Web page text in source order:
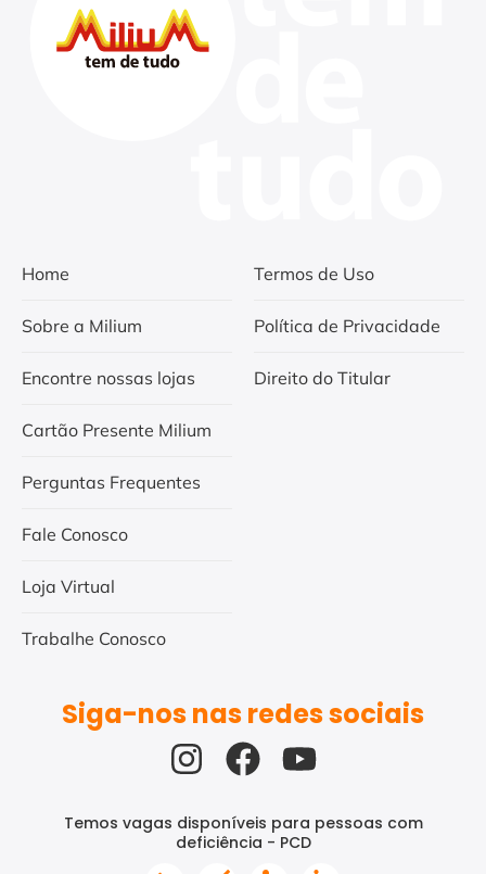
Home
Sobre a Milium
Encontre nossas lojas
Cartão Presente Milium
Perguntas Frequentes
Fale Conosco
Loja Virtual
Trabalhe Conosco
Termos de Uso
Política de Privacidade
Direito do Titular
Siga-nos nas redes sociais
Temos vagas disponíveis para pessoas com
deficiência - PCD